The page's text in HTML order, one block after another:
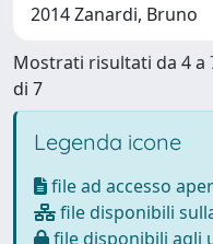
2014 Zanardi, Bruno
Mostrati risultati da 4 a
di 7
Legenda icone
file ad accesso
file disponibili
file disponibili agli